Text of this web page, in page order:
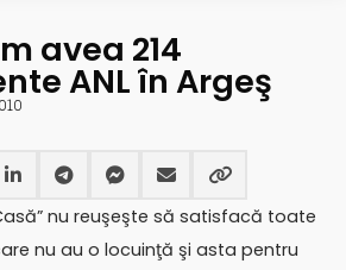
avea 214
ANL în Argeş
nu reuşeşte să satisfacă toate
nu au o locuinţă şi asta pentru